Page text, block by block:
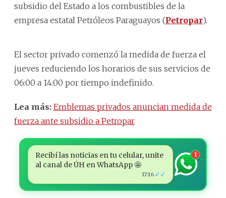
subsidio del Estado a los combustibles de la
empresa estatal Petróleos Paraguayos (Petropar).
El sector privado comenzó la medida de fuerza el
jueves reduciendo los horarios de sus servicios de
06:00 a 14:00 por tiempo indefinido.
Lea más: Emblemas privados anuncian medida de
fuerza ante subsidio a Petropar
Recibí las noticias en tu celular, unite
al canal de ÚH en WhatsApp 🤩
17:16 ✓✓
1